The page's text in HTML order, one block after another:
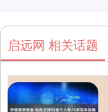
启远网 相关话题